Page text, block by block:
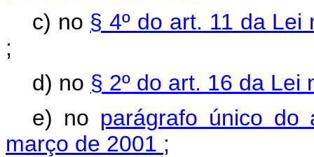
c) no § 4º do art. 11 da
;
d) no § 2º do art. 16 da
e) no parágrafo único
março de 2001 ;